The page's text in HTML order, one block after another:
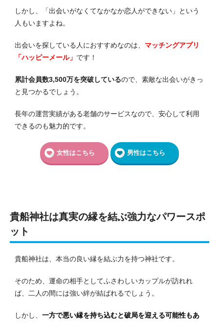
しかし、「出会いがなくてなかなか恋人ができない」という
人もいますよね。
出会いを探している人におすすめなのは、 マッチングアプリ
「ハッピーメール」 です！
累計会員数3,500万を突破しているので、素敵な出会いがきっ
と見つかるでしょう。
長年の運営実績がある老舗のサービスなので、安心して利用
できるのも魅力的です。
女性はこちら 男性はこちら
貴船神社は真実の縁を結ぶ強力なパワースポ
ット
貴船神社は、本当の良い縁を結ぶ力を持つ神社です。
そのため、運命の相手としてふさわしいカップルが訪れれ
ば、二人の間には強い絆が結ばれるでしょう。
しかし、 一方で悪い縁を持ち込むと破局を迎える可能性もあ